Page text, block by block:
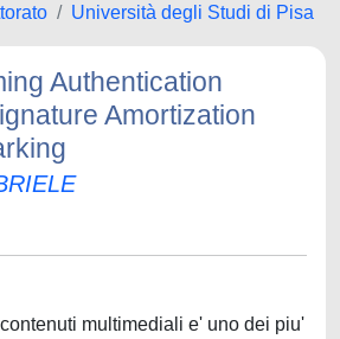
Università degli Studi di Pisa
Authentication
Amortization
multimediali e' uno dei piu'